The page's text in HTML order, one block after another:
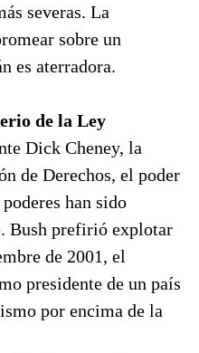
severas. La
sobre un
es aterradora.
de la Ley
Dick Cheney, la
de Derechos, el poder
han sido
Bush prefirió explotar
de 2001, el
presidente de un país
por encima de la